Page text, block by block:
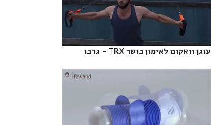
עוגן וואקום לאימון כושר TRX - גרבו‎